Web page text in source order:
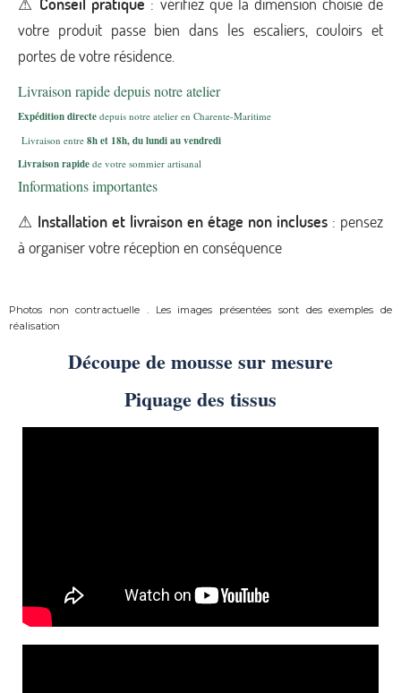
⚠ Conseil pratique : vérifiez que la dimension choisie de
votre produit passe bien dans les escaliers, couloirs et
portes de votre résidence.
Livraison rapide depuis notre atelier
Expédition directe depuis notre atelier en Charente-Maritime
Livraison entre 8h et 18h, du lundi au vendredi
Livraison rapide de votre sommier artisanal
Informations importantes
⚠ Installation et livraison en étage non incluses : pensez
à organiser votre réception en conséquence
Photos non contractuelle . Les images présentées sont des exemples de
réalisation
Découpe de mousse sur mesure
Piquage des tissus